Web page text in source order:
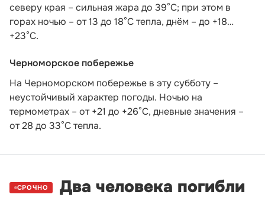
северу края – сильная жара до 39°С; при этом в
горах ночью – от 13 до 18°С тепла, днём – до +18…
+23°С.
Черноморское побережье
На Черноморском побережье в эту субботу –
неустойчивый характер погоды. Ночью на
термометрах – от +21 до +26°С, дневные значения –
от 28 до 33°С тепла.
СРОЧНО
Два человека погибли